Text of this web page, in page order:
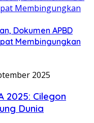
Dokumen APBD
Membingungkan
2025
2025: Cilegon
Dunia